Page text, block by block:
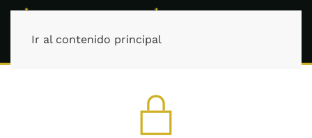
Ir al contenido principal